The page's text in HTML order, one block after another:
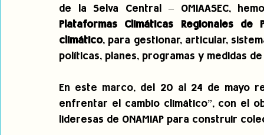
Plataformas Climáticas Regionales
climático, para gestionar, articular,
políticas, planes, programas y medidas
En este marco, del 20 al 24 de mayo
enfrentar el cambio climático”, con el
lideresas de ONAMIAP para construir